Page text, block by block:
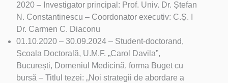
2020 – Investigator principal: Prof. Univ. Dr. Ștefan
N. Constantinescu – Coordonator executiv: C.Ș. I
Dr. Carmen C. Diaconu
01.10.2020 – 30.09.2024 – Student-doctorand,
Școala Doctorală, U.M.F. „Carol Davila”,
București, Domeniul Medicină, forma Buget cu
bursă – Titlul tezei: „Noi strategii de abordare a